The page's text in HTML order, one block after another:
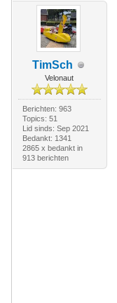
TimSch
Velonaut
Berichten: 963
Topics: 51
Lid sinds: Sep 2021
Bedankt: 1341
2865 x bedankt in
913 berichten